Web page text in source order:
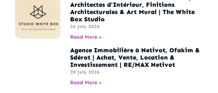
Architectes d’Intérieur, Finitions
Architecturales & Art Mural | The White
Box Studio
26 July 2026
Read More »
Agence Immobilière à Netivot, Ofakim &
Sdérot | Achat, Vente, Location &
Investissement | RE/MAX Netivot
20 July 2026
Read More »